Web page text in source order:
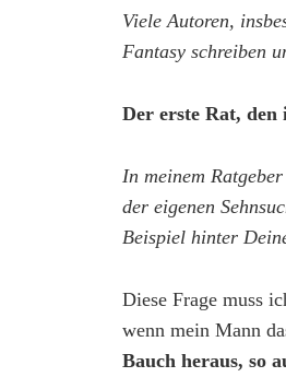
Viele Autoren,
Fantasy schreiben
Der erste Rat, den
In meinem
der eigenen
Beispiel hinter
Diese Frage muss
wenn mein Mann
Bauch heraus, so